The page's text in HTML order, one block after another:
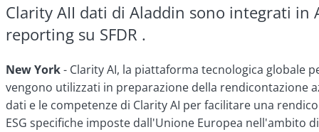
Clarity AII dati di Aladdin sono integrati in
reporting su SFDR .
New York- Clarity AI, la piattaforma tecnologica globale
vengono utilizzati in preparazione della rendicontazione
dati e le competenze di Clarity AI per facilitare una
ESG specifiche imposte dall'Unione Europea nell'ambito